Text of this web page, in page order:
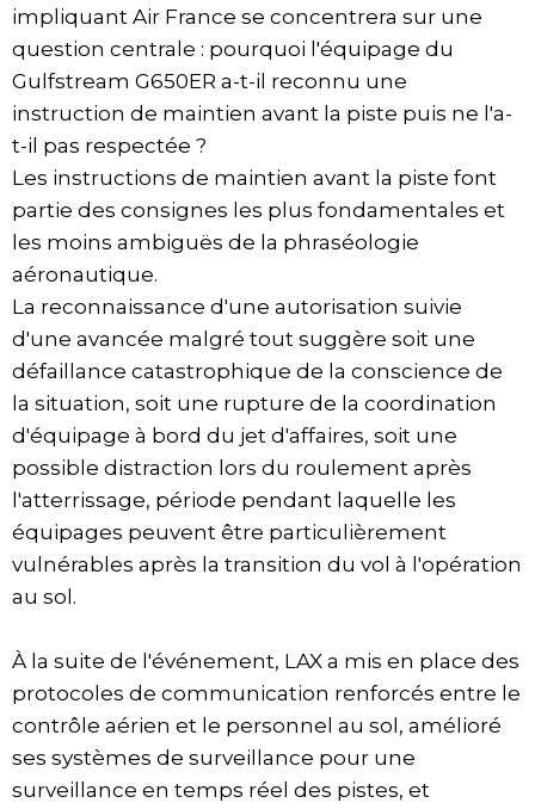
impliquant Air France se concentrera sur une
question centrale : pourquoi l'équipage du
Gulfstream G650ER a-t-il reconnu une
instruction de maintien avant la piste puis ne l'a-
t-il pas respectée ?
Les instructions de maintien avant la piste font
partie des consignes les plus fondamentales et
les moins ambiguës de la phraséologie
aéronautique.
La reconnaissance d'une autorisation suivie
d'une avancée malgré tout suggère soit une
défaillance catastrophique de la conscience de
la situation, soit une rupture de la coordination
d'équipage à bord du jet d'affaires, soit une
possible distraction lors du roulement après
l'atterrissage, période pendant laquelle les
équipages peuvent être particulièrement
vulnérables après la transition du vol à l'opération
au sol.
À la suite de l'événement, LAX a mis en place des
protocoles de communication renforcés entre le
contrôle aérien et le personnel au sol, amélioré
ses systèmes de surveillance pour une
surveillance en temps réel des pistes, et